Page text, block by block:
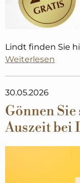
Lindt finden Sie
Weiterlesen
30.05.2026
Gönnen
Auszeit bei